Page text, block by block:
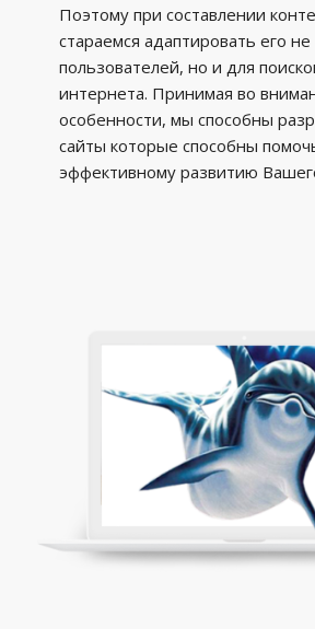
Поэтому при составлении
стараемся адаптировать его
пользователей, но и для
интернета. Принимая во
особенности, мы способны
сайты которые способны
эффективному развитию